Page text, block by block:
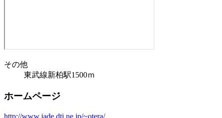
その他
東武線新柏駅1500ｍ
ホームページ
http://www.jade.dti.ne.jp/~otera/